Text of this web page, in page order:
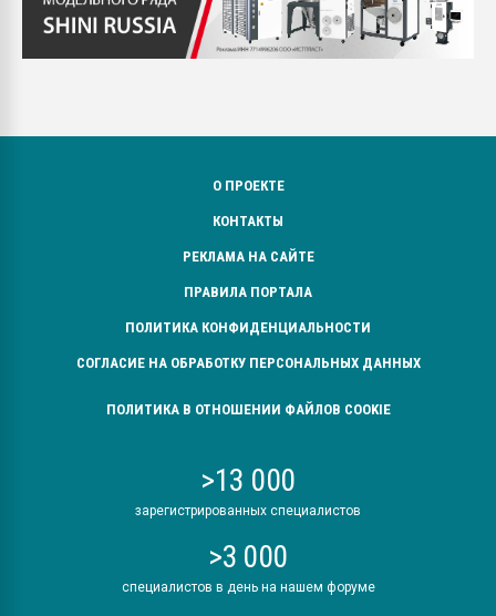
О ПРОЕКТЕ
КОНТАКТЫ
РЕКЛАМА НА САЙТЕ
ПРАВИЛА ПОРТАЛА
ПОЛИТИКА КОНФИДЕНЦИАЛЬНОСТИ
СОГЛАСИЕ НА ОБРАБОТКУ ПЕРСОНАЛЬНЫХ ДАННЫХ
ПОЛИТИКА В ОТНОШЕНИИ ФАЙЛОВ COOKIE
>13 000
зарегистрированных специалистов
>3 000
специалистов в день на нашем форуме